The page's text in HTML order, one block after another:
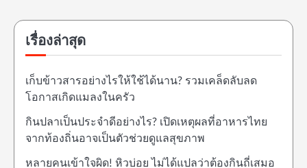
เรื่องล่าสุด
เก็บข้าวสารอย่างไรให้ใช้ได้นาน? รวมเคล็ดลับลด
โอกาสเกิดแมลงในครัว
กินปลาเป็นประจำดีอย่างไร? เปิดเหตุผลที่อาหารไทย
จากท้องถิ่นอาจเป็นตัวช่วยดูแลสุขภาพ
หลายคนเข้าใจผิด! หิวบ่อย ไม่ได้แปลว่าต้องกินถี่เสมอ